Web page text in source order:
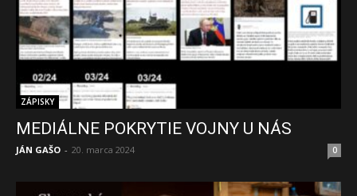
ZÁPISKY
MEDIÁLNE POKRYTIE VOJNY U NÁS
JÁN GAŠO - 20. marca 2024 0